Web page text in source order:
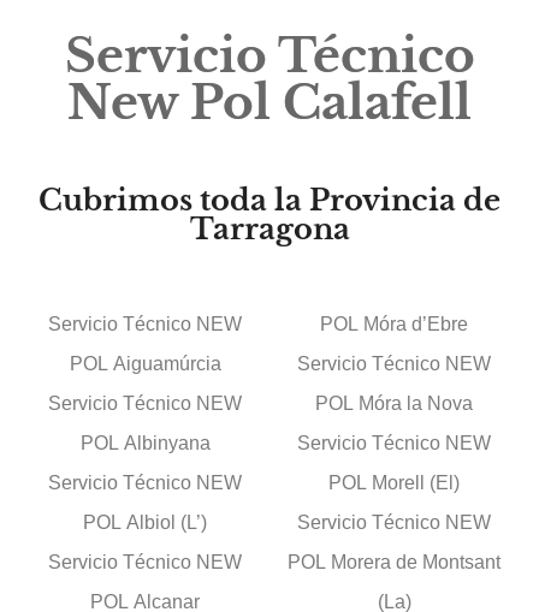
Servicio Técnico
New Pol Calafell
Cubrimos toda la Provincia de
Tarragona
Servicio Técnico NEW
POL Aiguamúrcia
Servicio Técnico NEW
POL Albinyana
Servicio Técnico NEW
POL Albiol (L’)
Servicio Técnico NEW
POL Alcanar
POL Móra d’Ebre
Servicio Técnico NEW
POL Móra la Nova
Servicio Técnico NEW
POL Morell (El)
Servicio Técnico NEW
POL Morera de Montsant
(La)